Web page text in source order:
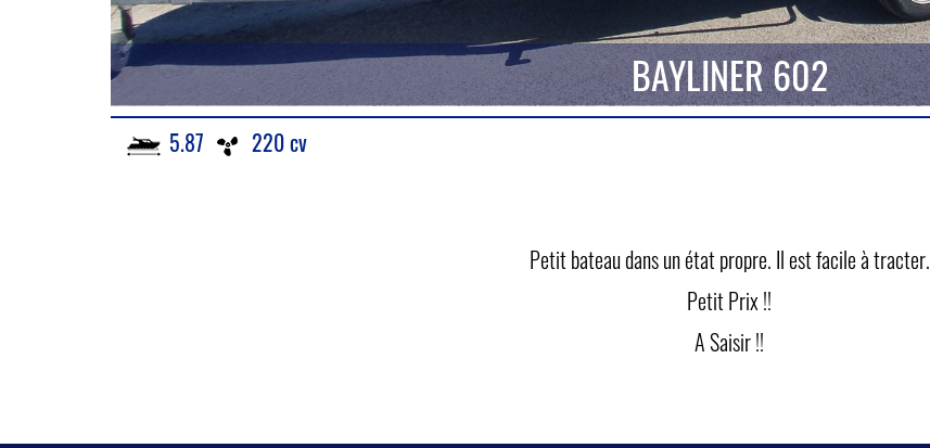
BAYLINER 602
5.87 220 cv
Petit bateau dans un état propre. Il est facile à tracter.
Petit Prix !!
A Saisir !!